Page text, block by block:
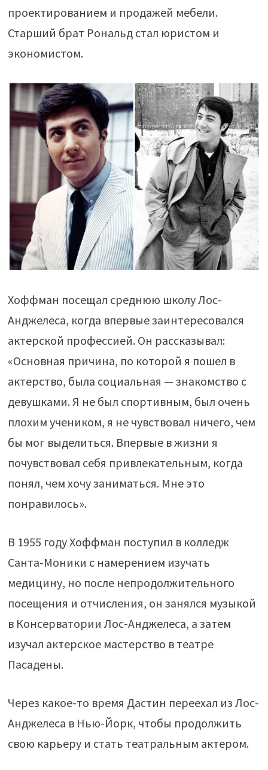
проектированием и продажей мебели.
Старший брат Рональд стал юристом и
экономистом.
Хоффман посещал среднюю школу Лос-
Анджелеса, когда впервые заинтересовался
актерской профессией. Он рассказывал:
«Основная причина, по которой я пошел в
актерство, была социальная — знакомство с
девушками. Я не был спортивным, был очень
плохим учеником, я не чувствовал ничего, чем
бы мог выделиться. Впервые в жизни я
почувствовал себя привлекательным, когда
понял, чем хочу заниматься. Мне это
понравилось».
В 1955 году Хоффман поступил в колледж
Санта-Моники с намерением изучать
медицину, но после непродолжительного
посещения и отчисления, он занялся музыкой
в Консерватории Лос-Анджелеса, а затем
изучал актерское мастерство в театре
Пасадены.
Через какое-то время Дастин переехал из Лос-
Анджелеса в Нью-Йорк, чтобы продолжить
свою карьеру и стать театральным актером.